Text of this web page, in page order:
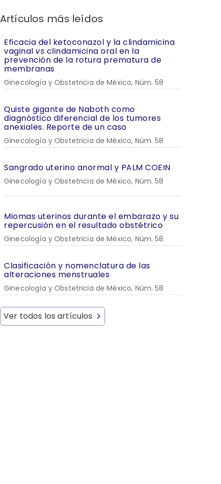
Artículos más leídos
Eficacia del ketoconazol y la clindamicina
vaginal vs clindamicina oral en la
prevención de la rotura prematura de
membranas
Ginecología y Obstetricia de México, Núm. 58
Quiste gigante de Naboth como
diagnóstico diferencial de los tumores
anexiales. Reporte de un caso
Ginecología y Obstetricia de México, Núm. 58
Sangrado uterino anormal y PALM COEIN
Ginecología y Obstetricia de México, Núm. 58
Miomas uterinos durante el embarazo y su
repercusión en el resultado obstétrico
Ginecología y Obstetricia de México, Núm. 58
Clasificación y nomenclatura de las
alteraciones menstruales
Ginecología y Obstetricia de México, Núm. 58
Ver todos los artículos